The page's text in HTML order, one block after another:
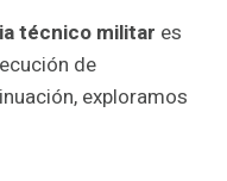
técnico militar es
de
exploramos